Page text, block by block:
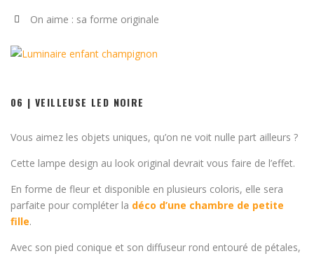
On aime : sa forme originale
06 | VEILLEUSE LED NOIRE
Vous aimez les objets uniques, qu’on ne voit nulle part ailleurs ?
Cette lampe design au look original devrait vous faire de l’effet.
En forme de fleur et disponible en plusieurs coloris, elle sera
parfaite pour compléter la déco d’une chambre de petite
fille.
Avec son pied conique et son diffuseur rond entouré de pétales,